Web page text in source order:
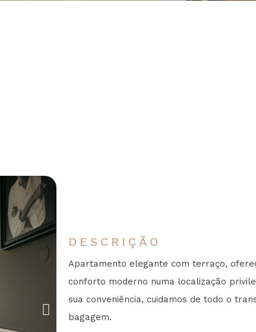
DESCRIÇÃO
Apartamento elegante com terraço,
conforto moderno numa localização
sua conveniência, cuidamos de todo o
bagagem.